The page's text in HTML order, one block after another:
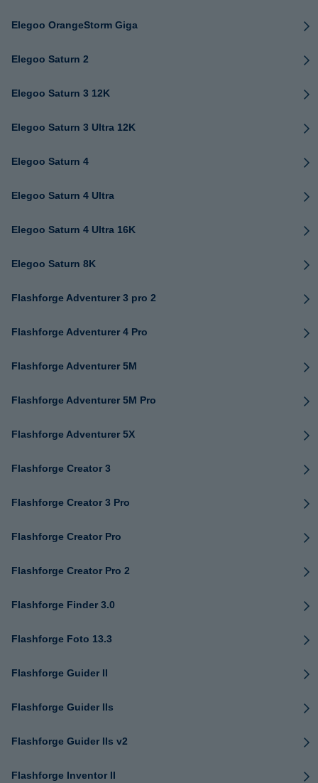
Elegoo OrangeStorm Giga
Elegoo Saturn 2
Elegoo Saturn 3 12K
Elegoo Saturn 3 Ultra 12K
Elegoo Saturn 4
Elegoo Saturn 4 Ultra
Elegoo Saturn 4 Ultra 16K
Elegoo Saturn 8K
Flashforge Adventurer 3 pro 2
Flashforge Adventurer 4 Pro
Flashforge Adventurer 5M
Flashforge Adventurer 5M Pro
Flashforge Adventurer 5X
Flashforge Creator 3
Flashforge Creator 3 Pro
Flashforge Creator Pro
Flashforge Creator Pro 2
Flashforge Finder 3.0
Flashforge Foto 13.3
Flashforge Guider II
Flashforge Guider IIs
Flashforge Guider IIs v2
Flashforge Inventor II